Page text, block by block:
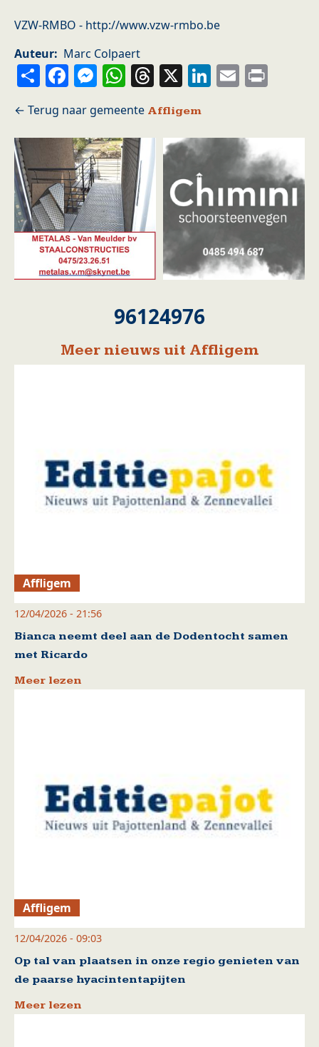
VZW-RMBO - http://www.vzw-rmbo.be
Auteur
Marc Colpaert
ShareFacebook
Messenger
WhatsApp
Threads
X LinkedIn
Email
Affligem
96124976
Meer nieuws uit Affligem
Affligem
12/04/2026 - 21:56
Bianca neemt deel aan de Dodentocht samen
met Ricardo
Meer lezen
Affligem
12/04/2026 - 09:03
Op tal van plaatsen in onze regio genieten van
de paarse hyacintentapijten
Meer lezen